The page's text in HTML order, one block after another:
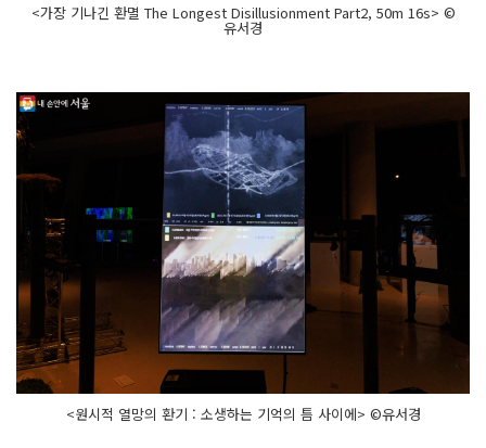
<가장 기나긴 환멸 The Longest Disillusionment Part2, 50m 16s> ©
유서경
<원시적 열망의 환기 : 소생하는 기억의 틈 사이에> ©유서경